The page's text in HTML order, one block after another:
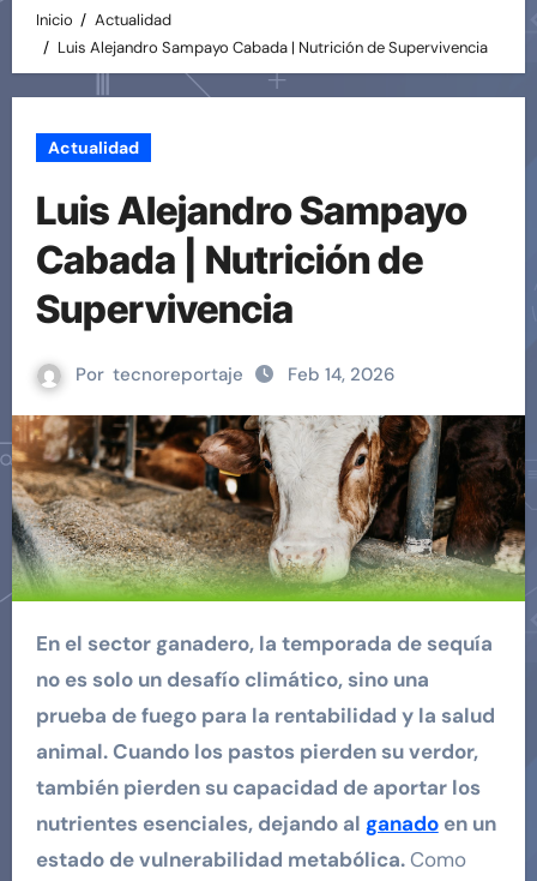
Inicio
Actualidad
Luis Alejandro Sampayo Cabada | Nutrición de Supervivencia
Actualidad
Luis Alejandro Sampayo
Cabada | Nutrición de
Supervivencia
Por tecnoreportaje Feb 14, 2026
En el sector ganadero, la temporada de sequía
no es solo un desafío climático, sino una
prueba de fuego para la rentabilidad y la salud
animal. Cuando los pastos pierden su verdor,
también pierden su capacidad de aportar los
nutrientes esenciales, dejando al ganadoen un
estado de vulnerabilidad metabólica. Como